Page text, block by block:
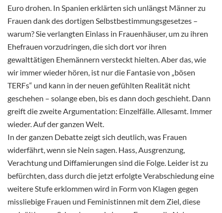
Euro drohen. In Spanien erklärten sich unlängst Männer zu
Frauen dank des dortigen Selbstbestimmungsgesetzes –
warum? Sie verlangten Einlass in Frauenhäuser, um zu ihren
Ehefrauen vorzudringen, die sich dort vor ihren
gewalttätigen Ehemännern versteckt hielten. Aber das, wie
wir immer wieder hören, ist nur die Fantasie von „bösen
TERFs“ und kann in der neuen gefühlten Realität nicht
geschehen – solange eben, bis es dann doch geschieht. Dann
greift die zweite Argumentation: Einzelfälle. Allesamt. Immer
wieder. Auf der ganzen Welt.
In der ganzen Debatte zeigt sich deutlich, was Frauen
widerfährt, wenn sie Nein sagen. Hass, Ausgrenzung,
Verachtung und Diffamierungen sind die Folge. Leider ist zu
befürchten, dass durch die jetzt erfolgte Verabschiedung eine
weitere Stufe erklommen wird in Form von Klagen gegen
missliebige Frauen und Feministinnen mit dem Ziel, diese